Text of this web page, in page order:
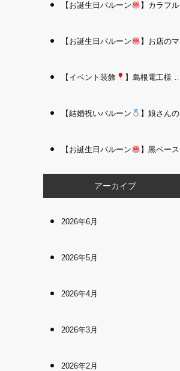
【お誕生日バルーン 】カラフルで存在感たっぷりのバルーンタワー｜松江 i Balloo n
【お誕生日バルーン 】お店のママさんへの華やかなお祝いに｜シャンパン付き豪 華バルーンアレンジメント｜松江 i Balloon
【イベント装飾 】島根電工様 お客様感謝祭｜入口アーチ＆キッズコーナー装飾 を担当しました｜松江 i Balloon
【結婚祝いバルーン 】娘さんのご結婚祝いに｜ウェディングベアとフラワーイン バルーンが華やかなバルーンアレンジメント｜松江 i Balloon
【お誕生日バルーン 】黒ベース×ヒョウ柄がおしゃれ
アーカイブ
2026年6月
2026年5月
2026年4月
2026年3月
2026年2月